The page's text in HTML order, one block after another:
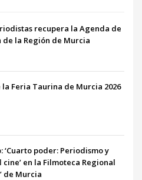
recupera la Agenda de
de la Región de Murcia
Feria Taurina de Murcia 2026
‘Cuarto poder: Periodismo y
en la Filmoteca Regional
de Murcia